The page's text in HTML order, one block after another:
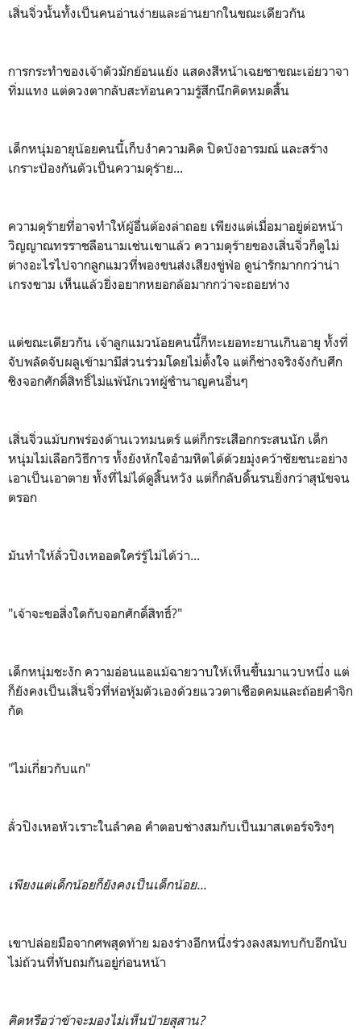
เสิ่นจิ่วนั้นทั้งเป็นคนอ่านง่ายและอ่านยากในขณะเดียวกัน
การกระทำของเจ้าตัวมักย้อนแย้ง แสดงสีหน้าเฉยชาขณะเอ่ยวาจา
ทิ่มแทง แต่ดวงตากลับสะท้อนความรู้สึกนึกคิดหมดสิ้น
เด็กหนุ่มอายุน้อยคนนี้เก็บงำความคิด ปิดบังอารมณ์ และสร้าง
เกราะป้องกันตัวเป็นความดุร้าย...
ความดุร้ายที่อาจทำให้ผู้อื่นต้องล่าถอย เพียงแต่เมื่อมาอยู่ต่อหน้า
วิญญาณทรราชลือนามเช่นเขาแล้ว ความดุร้ายของเสิ่นจิ่วก็ดูไม่
ต่างอะไรไปจากลูกแมวที่พองขนส่งเสียงขู่ฟ่อ ดูน่ารักมากกว่าน่า
เกรงขาม เห็นแล้วยิ่งอยากหยอกล้อมากกว่าจะถอยห่าง
แต่ขณะเดียวกัน เจ้าลูกแมวน้อยคนนี้ก็ทะเยอทะยานเกินอายุ ทั้งที่
จับพลัดจับผลูเข้ามามีส่วนร่วมโดยไม่ตั้งใจ แต่ก็ช่างจริงจังกับศึก
ชิงจอกศักดิ์สิทธิ์ไม่แพ้นักเวทผู้ชำนาญคนอื่นๆ
เสิ่นจิ่วแม้บกพร่องด้านเวทมนตร์ แต่ก็กระเสือกกระสนนัก เด็ก
หนุ่มไม่เลือกวิธีการ ทั้งยังหักใจอำมหิตได้ด้วยมุ่งคว้าชัยชนะอย่าง
เอาเป็นเอาตาย ทั้งที่ไม่ได้ดูสิ้นหวัง แต่ก็กลับดิ้นรนยิ่งกว่าสุนัขจน
ตรอก
มันทำให้ลั่วปิงเหออดใคร่รู้ไม่ได้ว่า...
"เจ้าจะขอสิ่งใดกับจอกศักดิ์สิทธิ์?"
เด็กหนุ่มชะงัก ความอ่อนแอแม้ฉายวาบให้เห็นขึ้นมาแวบหนึ่ง แต่
ก็ยังคงเป็นเสิ่นจิ่วที่ห่อหุ้มตัวเองด้วยแววตาเชือดคมและถ้อยคำจิก
กัด
"ไม่เกี่ยวกับแก"
ลั่วปิงเหอหัวเราะในลำคอ คำตอบช่างสมกับเป็นมาสเตอร์จริงๆ
เพียงแต่เด็กน้อยก็ยังคงเป็นเด็กน้อย...
เขาปล่อยมือจากศพสุดท้าย มองร่างอีกหนึ่งร่วงลงสมทบกับอีกนับ
ไม่ถ้วนที่ทับถมกันอยู่ก่อนหน้า
คิดหรือว่าข้าจะมองไม่เห็นป้ายสุสาน?